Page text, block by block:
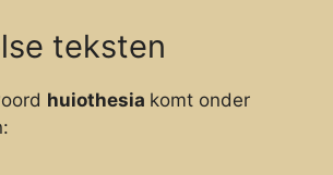
teksten
huiothesia komt onder